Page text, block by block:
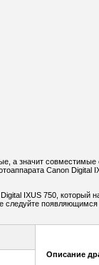
а значит
Canon Digital
IXUS 750, который
следуйте
Описание